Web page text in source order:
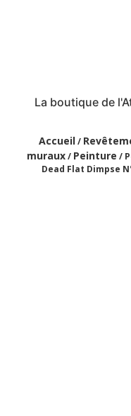
La boutique de
Accueil /
muraux/ Peinture /
Dead Flat Dimpse